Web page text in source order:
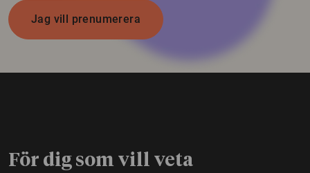
Jag vill prenumerera
För dig som vill veta